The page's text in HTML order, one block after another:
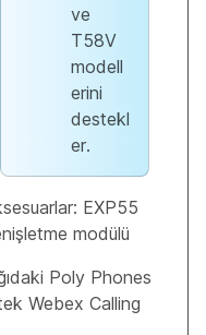
ve
T58V
modell
erini
destekl
er.
EXP55
modülü
Poly Phones
Webex Calling